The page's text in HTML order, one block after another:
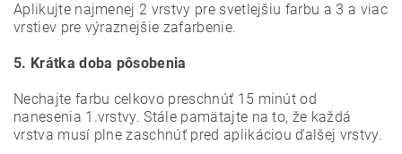
Aplikujte najmenej 2 vrstvy pre svetlejšiu farbu a 3 a viac
vrstiev pre výraznejšie zafarbenie.
5. Krátka doba pôsobenia
Nechajte farbu celkovo preschnúť 15 minút od
nanesenia 1.vrstvy. Stále pamätajte na to, že každá
vrstva musí plne zaschnúť pred aplikáciou ďalšej vrstvy.